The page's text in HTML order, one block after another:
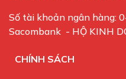
Số tài khoản ngân hàng:
Sacombank - HỘ KINH
CHÍNH SÁCH